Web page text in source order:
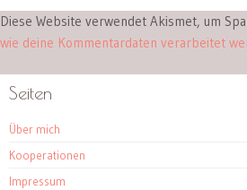
Diese Website verwendet Akismet, um
wie deine Kommentardaten verarbeitet
Seiten
Über mich
Kooperationen
Impressum